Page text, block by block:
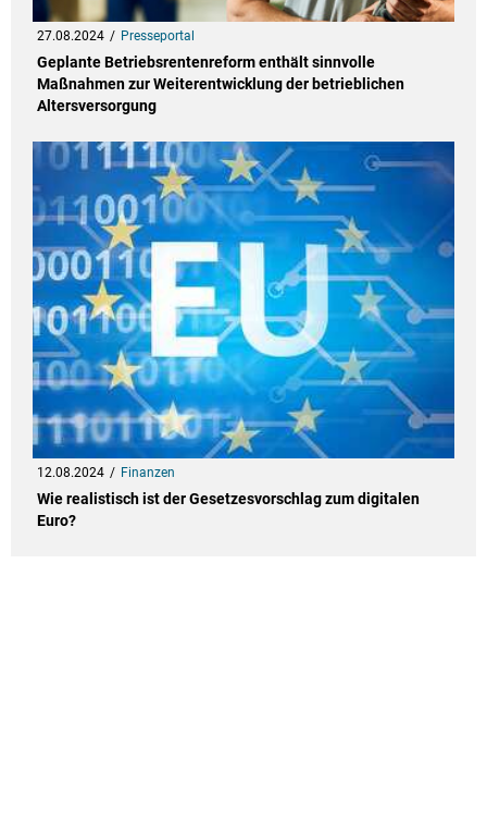
27.08.2024 Presseportal
Geplante Betriebsrentenreform enthält sinnvolle
Maßnahmen zur Weiterentwicklung der betrieblichen
Altersversorgung
12.08.2024 Finanzen
Wie realistisch ist der Gesetzesvorschlag zum digitalen
Euro?